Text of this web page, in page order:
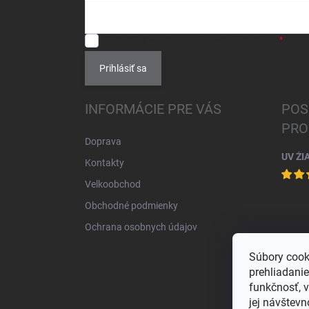
Súbory
funkčnosť,
jej
Prihlásiť sa
INFORMÁCIE PRE VÁS
Doprava
Kontakty
Velkoobchod
Obchodné podmienky
Ochrana osobnych údajov
UV